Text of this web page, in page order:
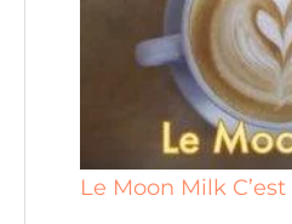
Le Moon Milk